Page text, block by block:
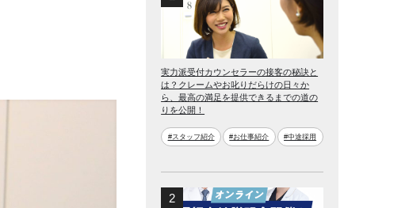
実力派受付カウンセラーの接客の秘訣と
は？クレームやお叱りだらけの日々か
ら、最高の満足を提供できるまでの道の
りを公開！
#スタッフ紹介 #お仕事紹介 #中途採用